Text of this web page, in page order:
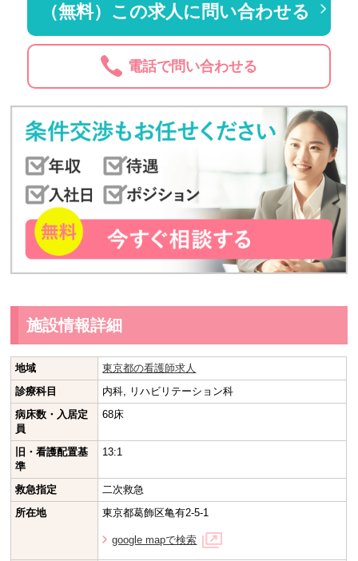
（無料）この求人に問い合わせる
電話で問い合わせる
施設情報詳細
地域
東京都の看護師求人
診療科目
内科, リハビリテーション科
病床数・入居定
員
68床
旧・看護配置基
準
13:1
救急指定
二次救急
所在地
東京都葛飾区亀有2-5-1
google mapで検索